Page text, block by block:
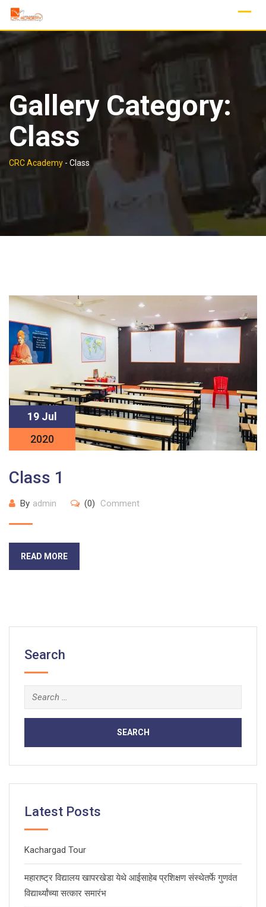
Skip
content
Gallery Category:
Class
CRC Academy - Class
19 Jul
2020
Class 1
By admin (0) Comment
READ MORE
Search
Search
for:
Latest Posts
Kachargad Tour
महाराष्ट्र विद्यालय खापरखेडा येथे आईसाहेब प्रशिक्षण संस्थेतर्फे गुणवंत
विद्यार्थ्यांच्या सत्कार समारंभ